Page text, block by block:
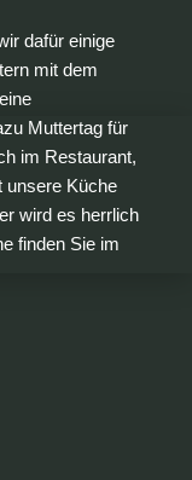
dafür einige
mit dem
Muttertag für
im Restaurant,
unsere Küche
wird es herrlich
finden Sie im